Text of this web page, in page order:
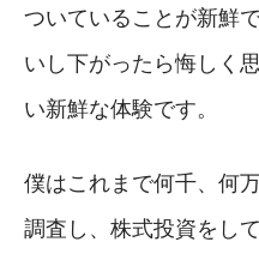
ついていることが新鮮
いし下がったら悔しく
い新鮮な体験です。
僕はこれまで何千、何
調査し、株式投資をし